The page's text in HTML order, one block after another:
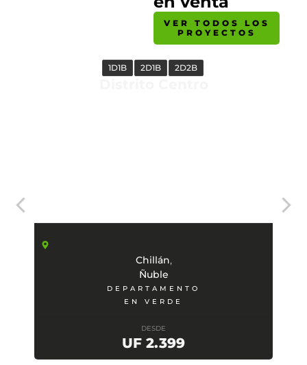
VER TODOS LOS
PROYECTOS
1D1B 2D1B 2D2B
Chillán,
Ñuble
DEPARTAMENTO
EN VERDE
DESDE
UF 2.399